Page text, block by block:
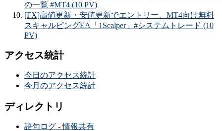
の一覧 #MT4 (10 PV)
[FX]高値更新・安値更新でエントリー、MT4向け無料
スキャルピングEA「1Scalper」#システムトレード (10
PV)
アクセス統計
今日のアクセス統計
今月のアクセス統計
ディレクトリ
語句ログ - 情報共有